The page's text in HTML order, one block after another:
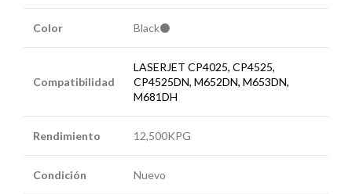
Color Black⚫
Compatibilidad
LASERJET CP4025, CP4525,
CP4525DN, M652DN, M653DN,
M681DH
Rendimiento 12,500KPG
Condición Nuevo